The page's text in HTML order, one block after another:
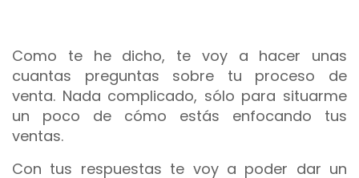
Como te he dicho, te voy a hacer unas
cuantas preguntas sobre tu proceso de
venta. Nada complicado, sólo para situarme
un poco de cómo estás enfocando tus
ventas.
Con tus respuestas te voy a poder dar un